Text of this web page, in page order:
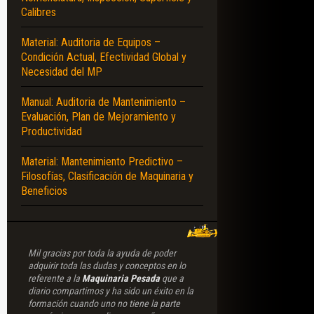
APLICACIONES – SELECCIÓN – COMPONENTES
Calibres
Material: Auditoria de Equipos –
Condición Actual, Efectividad Global y
Necesidad del MP
Manual: Auditoria de Mantenimiento –
Evaluación, Plan de Mejoramiento y
Productividad
Material: Mantenimiento Predictivo –
Filosofías, Clasificación de Maquinaria y
Beneficios
Mil gracias por toda la ayuda de poder
adquirir toda las dudas y conceptos en lo
referente a la Maquinaria Pesadaque a
diario compartimos y ha sido un éxito en la
formación cuando uno no tiene la parte